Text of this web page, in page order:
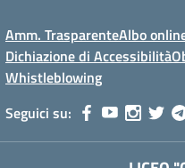
Amm. TrasparenteAlbo
Dichiazione di Accessibilità
Whistleblowing
Seguici su: